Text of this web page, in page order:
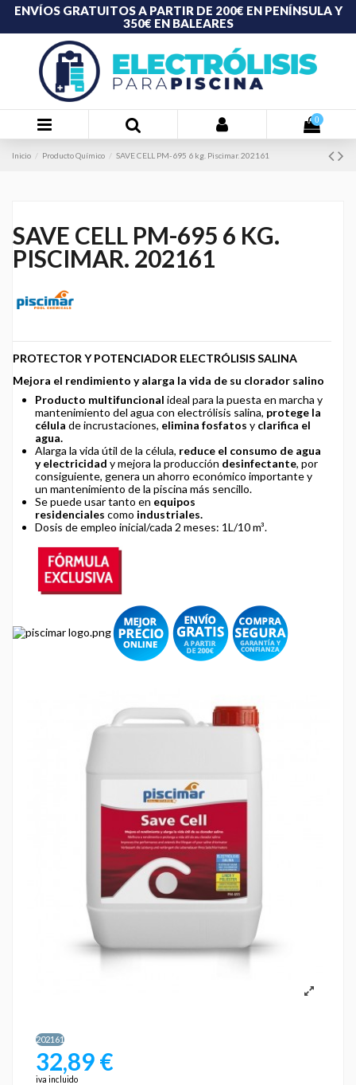
ENVÍOS GRATUITOS A PARTIR DE 200€ EN PENÍNSULA Y
350€ EN BALEARES
0
Inicio Producto Químico SAVE CELL PM-695 6 kg. Piscimar. 202161
SAVE CELL PM-695 6 KG.
PISCIMAR. 202161
PROTECTOR Y POTENCIADOR ELECTRÓLISIS SALINA
Mejora el rendimiento y alarga la vida de su clorador salino
Producto multifuncional ideal para la puesta en marcha y
mantenimiento del agua con electrólisis salina, protege la
célula de incrustaciones, elimina fosfatos y clarifica el
agua.
Alarga la vida útil de la célula, reduce el consumo de agua
y electricidad y mejora la producción desinfectante, por
consiguiente, genera un ahorro económico importante y
un mantenimiento de la piscina más sencillo.
Se puede usar tanto en equipos
residenciales como industriales.
Dosis de empleo inicial/cada 2 meses: 1L/10 m³.
202161
32,89 €
iva incluido